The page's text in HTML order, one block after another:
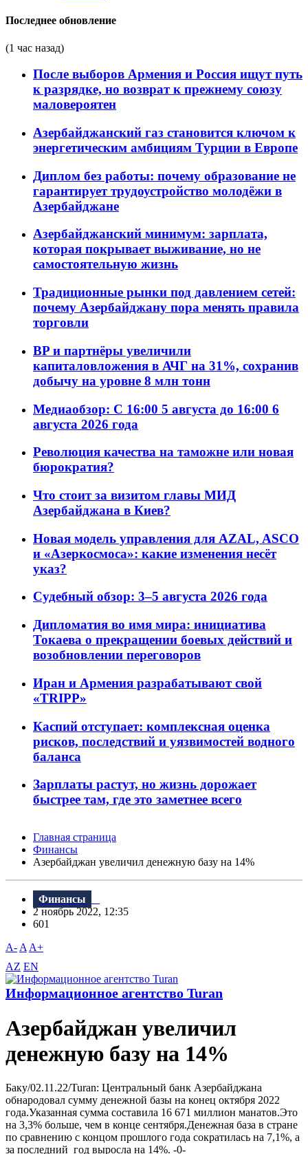
Последнее обновление
(1 час назад)
После выборов Армения и Россия ищут путь
к разрядке, но возврат к прежнему союзу
маловероятен
Азербайджанский газ становится ключом к
энергетическим амбициям Турции в Европе
Диплом без работы: почему образование не
гарантирует трудоустройство молодёжи в
Азербайджане
Азербайджанский минимум: зарплата,
которая покрывает выживание, но не
самостоятельную жизнь
Традиционные рынки под давлением сетей:
почему Азербайджану пора менять правила
торговли
BP и партнёры увеличили
капиталовложения в АЧГ на 31%, сохранив
добычу на уровне 8 млн тонн
Медиаобзор: С 16:00 5 августа до 16:00 6
августа 2026 года
Революция качества на таможне или новая
бюрократия?
Что стоит за визитом главы МИД
Азербайджана в Киев?
Новая модель управления для AZAL, ASCO
и «Азеркосмоса»: какие изменения несёт
указ?
Судебный обзор: 3–5 августа 2026 года
Дипломатия во имя мира: инициатива
Токаева о прекращении боевых действий и
возобновлении переговоров
Иран и Армения разрабатывают свой
«TRIPP»
Каспий отступает: комплексная оценка
рисков, последствий и уязвимостей водного
баланса
Зарплаты растут, но жизнь дорожает
быстрее там, где это заметнее всего
Главная страница
Финансы
Азербайджан увеличил денежную базу на 14%
Финансы
2 ноябрь 2022, 12:35
601
A- A A+
AZ EN
Информационное агентство Turan
Азербайджан увеличил
денежную базу на 14%
Баку/02.11.22/Turan: Центральный банк Азербайджана
обнародовал сумму денежной базы на конец октября 2022
года.Указанная сумма составила 16 671 миллион манатов.Это
на 3,3% больше, чем в конце сентября.Денежная база в стране
по сравнению с концом прошлого года сократилась на 7,1%, а
за последний год выросла на 14%. -0-